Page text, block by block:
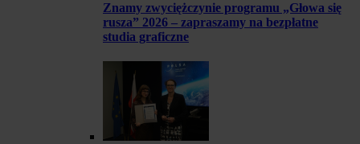
Znamy zwyciężczynie programu „Głowa się
rusza” 2026 – zapraszamy na bezpłatne
studia graficzne